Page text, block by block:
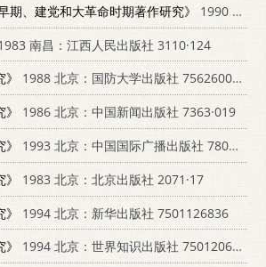
期、建党和大革命时期著作研究》
1990 西安：陕西人民出版社 7224010383
南昌：江西人民出版社 3110·124
1988 北京：国防大学出版社 7562600392
1986 北京：中国新闻出版社 7363·019
1993 北京：中国国际广播出版社 7800350856
1983 北京：北京出版社 2071·17
1994 北京：新华出版社 7501126836
1994 北京：世界知识出版社 7501206953